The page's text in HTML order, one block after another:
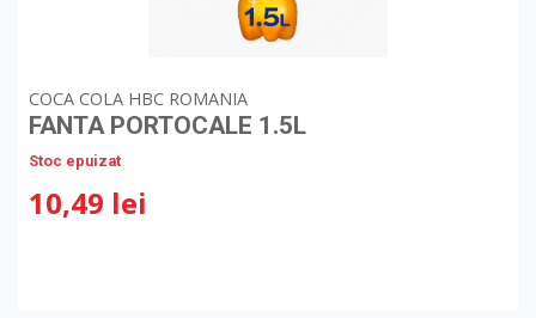
COCA COLA HBC ROMANIA
FANTA PORTOCALE 1.5L
Stoc epuizat
10,49 lei